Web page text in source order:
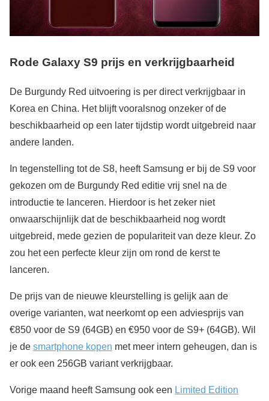
Rode Galaxy S9 prijs en verkrijgbaarheid
De Burgundy Red uitvoering is per direct verkrijgbaar in
Korea en China. Het blijft vooralsnog onzeker of de
beschikbaarheid op een later tijdstip wordt uitgebreid naar
andere landen.
In tegenstelling tot de S8, heeft Samsung er bij de S9 voor
gekozen om de Burgundy Red editie vrij snel na de
introductie te lanceren. Hierdoor is het zeker niet
onwaarschijnlijk dat de beschikbaarheid nog wordt
uitgebreid, mede gezien de populariteit van deze kleur. Zo
zou het een perfecte kleur zijn om rond de kerst te
lanceren.
De prijs van de nieuwe kleurstelling is gelijk aan de
overige varianten, wat neerkomt op een adviesprijs van
€850 voor de S9 (64GB) en €950 voor de S9+ (64GB). Wil
je de smartphone kopen met meer intern geheugen, dan is
er ook een 256GB variant verkrijgbaar.
Vorige maand heeft Samsung ook een Limited Edition